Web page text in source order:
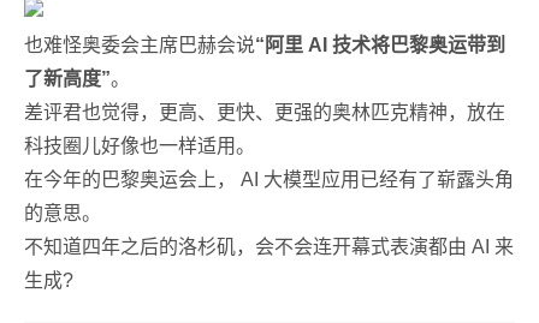
也难怪奥委会主席巴赫会说“阿里 AI 技术将巴黎奥运带到
了新高度”。
差评君也觉得，更高、更快、更强的奥林匹克精神，放在
科技圈儿好像也一样适用。
在今年的巴黎奥运会上， AI 大模型应用已经有了崭露头角
的意思。
不知道四年之后的洛杉矶，会不会连开幕式表演都由 AI 来
生成?